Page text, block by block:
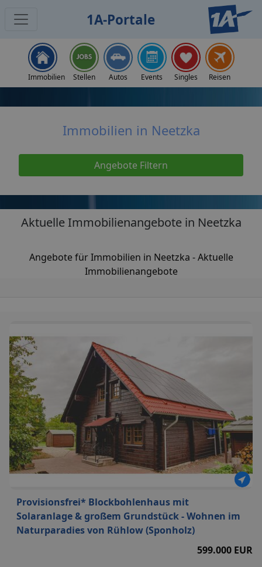
1A-Portale
Immobilien Stellen Autos Events Singles Reisen
Immobilien in Neetzka
Angebote Filtern
Aktuelle Immobilienangebote in Neetzka
Angebote für Immobilien in Neetzka - Aktuelle
Immobilienangebote
Provisionsfrei* Blockbohlenhaus mit
Solaranlage & großem Grundstück - Wohnen im
Naturparadies von Rühlow (Sponholz)
599.000 EUR